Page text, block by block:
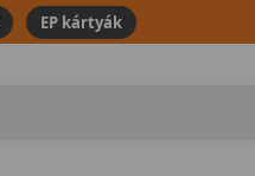
EP kártyák